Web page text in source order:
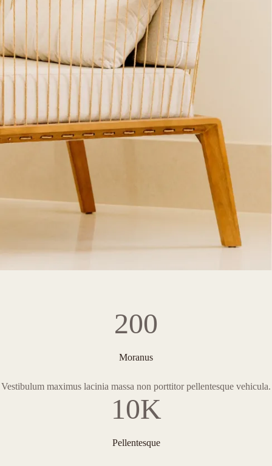
200
Moranus
Vestibulum maximus lacinia massa non porttitor pellentesque vehicula.
10K
Pellentesque